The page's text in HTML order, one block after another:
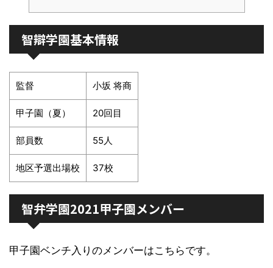
智辯学園基本情報
監督 小坂 将商
甲子園（夏） 20回目
部員数 55人
地区予選出場校 37校
智弁学園2021甲子園メンバー
甲子園ベンチ入りのメンバーはこちらです。